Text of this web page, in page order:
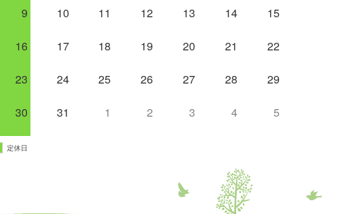
9 10 11 12 13 14 15
16 17 18 19 20 21 22
23 24 25 26 27 28 29
30 31 1 2 3 4 5
定休日